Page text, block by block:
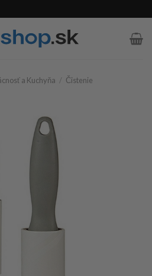
a Kuchyňa / Čistenie